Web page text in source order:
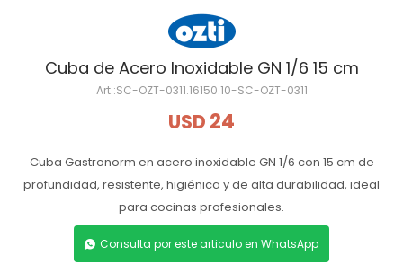
Cuba de Acero Inoxidable GN 1/6 15 cm
SC-OZT-0311.16150.10-SC-OZT-0311
USD 24
Cuba Gastronorm en acero inoxidable GN 1/6 con 15 cm de
profundidad, resistente, higiénica y de alta durabilidad, ideal
para cocinas profesionales.
Consulta por este articulo en WhatsApp